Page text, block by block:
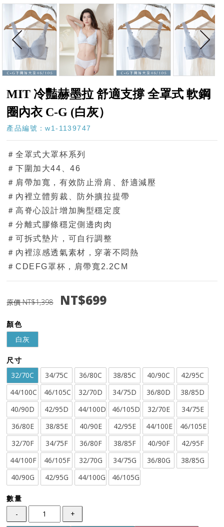
MIT 冷豔赫墨拉 舒適支撐 全罩式 軟鋼
圈內衣 C-G (白灰）
產品編號：w1-1139747
＃全罩式大罩杯系列
＃下圍加大44、46
＃肩帶加寬，有效防止滑肩、舒適減壓
＃內裡立體剪裁、防外擴拉提帶
＃高脊心設計增加胸型穩定度
＃分離式膠條穩定側邊肉肉
＃可拆式墊片，可自行調整
＃內裡涼感透氣素材，穿著不悶熱
＃CDEFG罩杯，肩帶寬2.2CM
原價 NT$1,398 NT$699
顏色
白灰
尺寸
32/70C 34/75C 36/80C 38/85C 40/90C
42/95C
44/100C
46/105C 32/70D 34/75D 36/80D
38/85D
40/90D
42/95D 44/100D 46/105D 32/70E
34/75E
36/80E
38/85E 40/90E 42/95E 44/100E
46/105E
32/70F
34/75F 36/80F 38/85F 40/90F
42/95F
44/100F
46/105F 32/70G 34/75G 36/80G
38/85G
40/90G
42/95G 44/100G 46/105G
數量
- +